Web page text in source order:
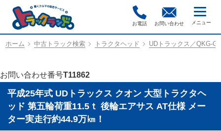
お電話 お問い合わせ
ホーム 中古トラック検索 トラクタヘッド UDトラックス／QKG-
お問い合わせ番号T11862
平成25年式 UDトラックス クオン 大型トラクタヘ
ッド 第五輪荷重11.5ｔ 後輪エアサス AT仕様 メー
ター実走行約44.9万㎞！